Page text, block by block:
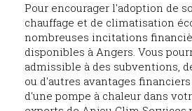
Pour encourager l'adoption de
chauffage et de climatisation
nombreuses incitations
disponibles à Angers. Vous
admissible à des subventions,
ou d'autres avantages
d'une pompe à chaleur dans